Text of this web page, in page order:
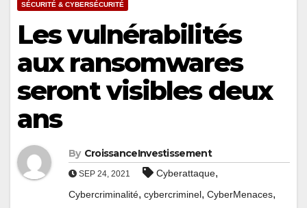
SÉCURITÉ & CYBERSÉCURITÉ
Les vulnérabilités
aux ransomwares
seront visibles deux
ans
By CroissanceInvestissement
SEP 24, 2021 Cyberattaque,
Cybercriminalité, cybercriminel, CyberMenaces,